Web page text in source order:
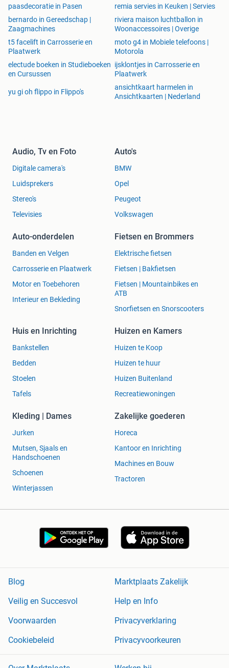
paasdecoratie in Pasen
remia servies in Keuken | Servies
bernardo in Gereedschap |
Zaagmachines
riviera maison luchtballon in
Woonaccessoires | Overige
t5 facelift in Carrosserie en
Plaatwerk
moto g4 in Mobiele telefoons |
Motorola
electude boeken in Studieboeken
en Cursussen
ijsklontjes in Carrosserie en
Plaatwerk
yu gi oh flippo in Flippo's
ansichtkaart harmelen in
Ansichtkaarten | Nederland
Audio, Tv en Foto
Digitale camera's
Luidsprekers
Stereo's
Televisies
Auto's
BMW
Opel
Peugeot
Volkswagen
Auto-onderdelen
Banden en Velgen
Carrosserie en Plaatwerk
Motor en Toebehoren
Interieur en Bekleding
Fietsen en Brommers
Elektrische fietsen
Fietsen | Bakfietsen
Fietsen | Mountainbikes en
ATB
Snorfietsen en Snorscooters
Huis en Inrichting
Bankstellen
Bedden
Stoelen
Tafels
Huizen en Kamers
Huizen te Koop
Huizen te huur
Huizen Buitenland
Recreatiewoningen
Kleding | Dames
Jurken
Mutsen, Sjaals en
Handschoenen
Schoenen
Winterjassen
Zakelijke goederen
Horeca
Kantoor en Inrichting
Machines en Bouw
Tractoren
Blog
Marktplaats Zakelijk
Veilig en Succesvol
Help en Info
Voorwaarden
Privacyverklaring
Cookiebeleid
Privacyvoorkeuren